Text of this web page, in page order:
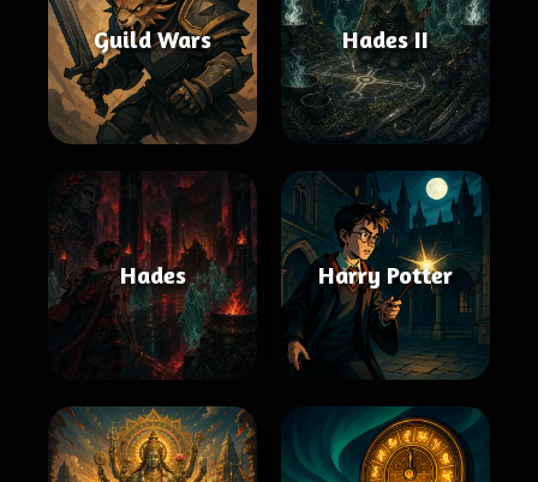
Guild Wars Hades II
Hades Harry Potter